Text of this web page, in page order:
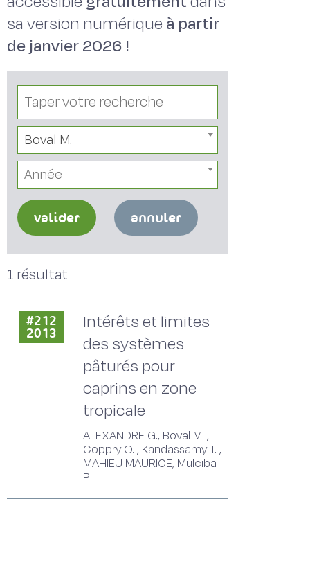
sa version numérique à partir
de janvier 2026 !
Boval M.
Année
valider annuler
1 résultat
#212
2013
Intérêts et limites
des systèmes
pâturés pour
caprins en zone
tropicale
ALEXANDRE G., Boval M. ,
Coppry O. , Kandassamy T. ,
MAHIEU MAURICE, Mulciba
P.